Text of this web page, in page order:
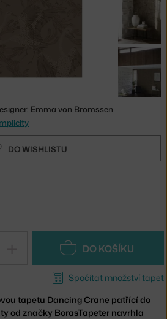
Emma von Brömssen
DO WISHLISTU
DO KOŠÍKU
Spočítat množství tapet
tapetu Dancing Crane patřící do
od značky BorasTapeter navrhla